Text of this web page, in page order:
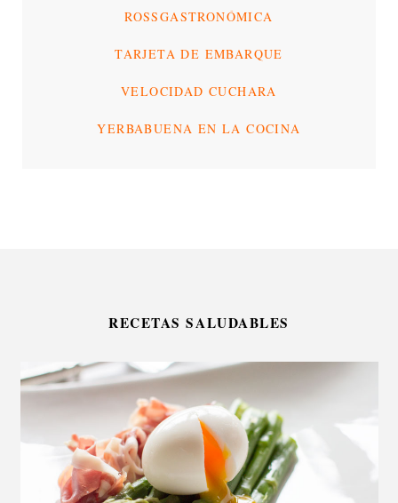
ROSSGASTRONÓMICA
TARJETA DE EMBARQUE
VELOCIDAD CUCHARA
YERBABUENA EN LA COCINA
RECETAS SALUDABLES